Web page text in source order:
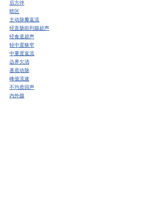
后方伴
暗区
主动脉瓣返流
经直肠前列腺超声
经食道超声
轻中度狭窄
中重度返流
边界欠清
基底动脉
峰值流速
不均质回声
内外腺